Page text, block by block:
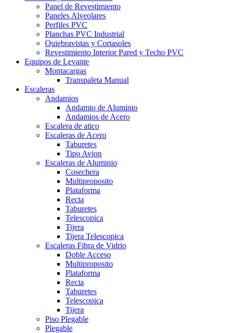
Panel de Revestimiento
Paneles Alveolares
Perfiles PVC
Planchas PVC Industrial
Quiebravistas y Cortasoles
Revestimiento Interior Pared y Techo PVC
Equipos de Levante
Montacargas
Transpaleta Manual
Escaleras
Andamios
Andamio de Aluminio
Andamios de Acero
Escalera de atico
Escaleras de Acero
Taburetes
Tipo Avion
Escaleras de Aluminio
Cosechera
Multiproposito
Plataforma
Recta
Taburetes
Telescopica
Tijera
Tijera Telescopica
Escaleras Fibra de Vidrio
Doble Acceso
Multiproposito
Plataforma
Recta
Taburetes
Telescopica
Tijera
Piso Plegable
Plegable